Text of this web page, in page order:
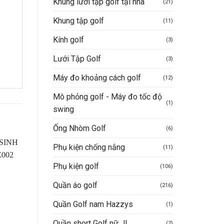
(21)
Khung tập golf (11)
Kính golf (3)
Lưới Tập Golf (3)
Máy đo khoảng cách golf (12)
Mô phỏng golf - Máy đo tốc độ
swing
(1)
Ống Nhòm Golf (6)
Phụ kiện chống nắng (11)
Phụ kiện golf (106)
Quần áo golf (216)
Quần Golf nam Hazzys (1)